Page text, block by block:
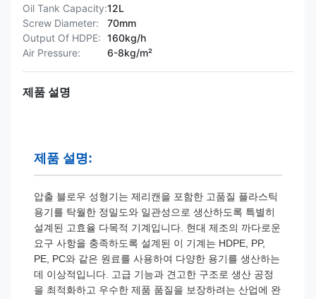
Oil Tank Capacity:12L
Screw Diameter:
70mm
Output Of HDPE: 160kg/h
Air Pressure:
6-8kg/m²
제품 설명
제품 설명:
압출 블로우 성형기는 제리캔을 포함한 고품질 플라스틱
용기를 탁월한 정밀도와 일관성으로 생산하도록 특별히
설계된 고효율 다목적 기계입니다. 현대 제조의 까다로운
요구 사항을 충족하도록 설계된 이 기계는 HDPE, PP,
PE, PC와 같은 원료를 사용하여 다양한 용기를 생산하는
데 이상적입니다. 고급 기능과 견고한 구조로 생산 공정
을 최적화하고 우수한 제품 품질을 보장하려는 산업에 완